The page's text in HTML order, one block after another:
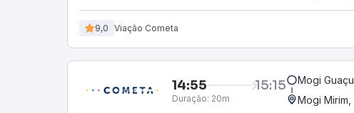
9,0 Viação Cometa
14:55 15:15
Duração: 20m
Mogi
Mogi Mirim,